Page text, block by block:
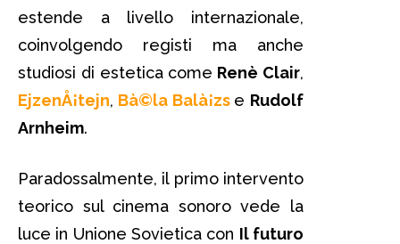
estende a livello internazionale,
coinvolgendo registi ma anche
studiosi di estetica come Renè Clair,
EjzenÅ¡tejn, Bà©la Balà¡zs e Rudolf
Arnheim.
Paradossalmente, il primo intervento
teorico sul cinema sonoro vede la
luce in Unione Sovietica con Il futuro